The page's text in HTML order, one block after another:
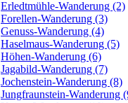
Erledtmühle-Wanderung (2)
Forellen-Wanderung (3)
Genuss-Wanderung (4)
Haselmaus-Wanderung (5)
Höhen-Wanderung (6)
Jagabild-Wanderung (7)
Jochenstein-Wanderung (8)
Jungfraunstein-Wanderung